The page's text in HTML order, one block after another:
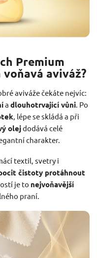
Premium
aviváž?
aviváže čekáte nejvíc:
a dlouhotrvající vůni. Po
, lépe se skládá a při
olejdodává celé
charakter.
textil, svetry i
čistoty protáhnout
je to nejvoňavější
praní.